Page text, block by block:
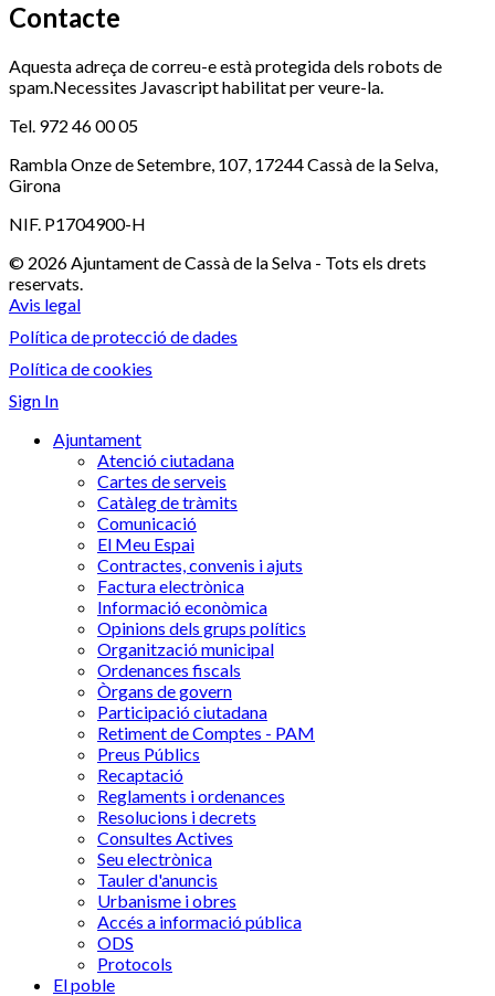
Contacte
Aquesta adreça de correu-e està protegida dels robots de
spam.Necessites Javascript habilitat per veure-la.
Tel. 972 46 00 05
Rambla Onze de Setembre, 107, 17244 Cassà de la Selva,
Girona
NIF. P1704900-H
© 2026 Ajuntament de Cassà de la Selva - Tots els drets
reservats.
Avis legal
Política de protecció de dades
Política de cookies
Sign In
Ajuntament
Atenció ciutadana
Cartes de serveis
Catàleg de tràmits
Comunicació
El Meu Espai
Contractes, convenis i ajuts
Factura electrònica
Informació econòmica
Opinions dels grups polítics
Organització municipal
Ordenances fiscals
Òrgans de govern
Participació ciutadana
Retiment de Comptes - PAM
Preus Públics
Recaptació
Reglaments i ordenances
Resolucions i decrets
Consultes Actives
Seu electrònica
Tauler d'anuncis
Urbanisme i obres
Accés a informació pública
ODS
Protocols
El poble